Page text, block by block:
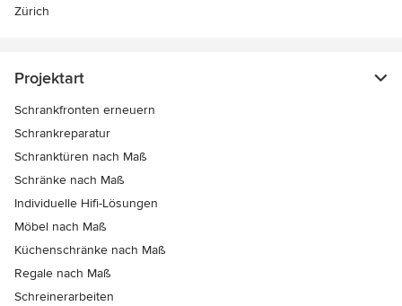
Zürich
Projektart
Schrankfronten erneuern
Schrankreparatur
Schranktüren nach Maß
Schränke nach Maß
Individuelle Hifi-Lösungen
Möbel nach Maß
Küchenschränke nach Maß
Regale nach Maß
Schreinerarbeiten